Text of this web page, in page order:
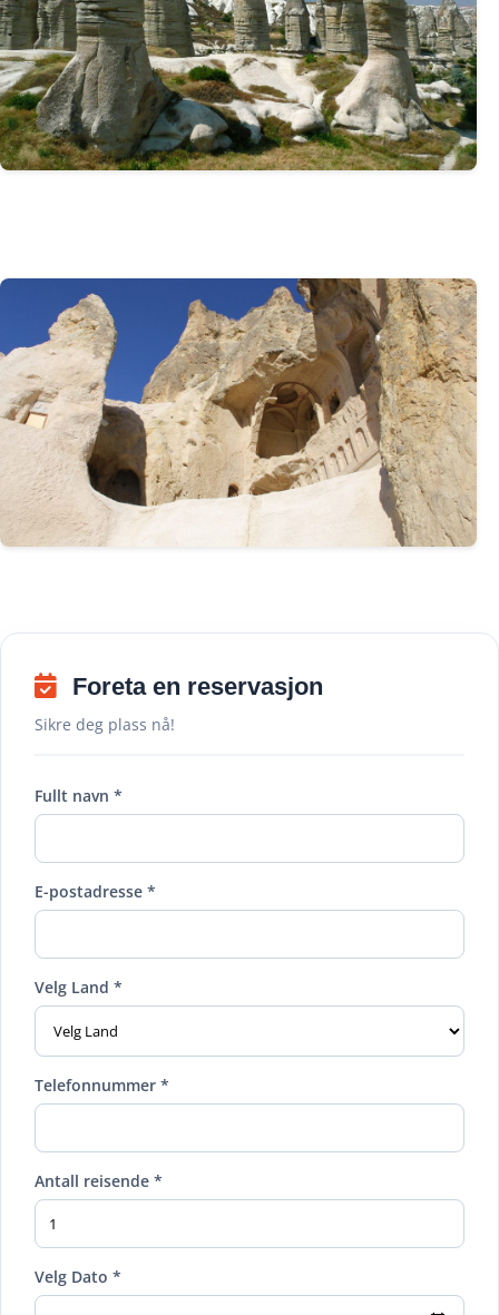
Foreta en reservasjon
Sikre deg plass nå!
Fullt navn *
E-postadresse *
Velg Land *
Telefonnummer *
Antall reisende *
Velg Dato *